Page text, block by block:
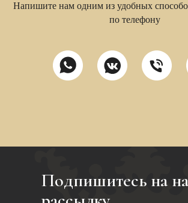
Напишите нам одним из удобных
по телефону
Подпишитесь на